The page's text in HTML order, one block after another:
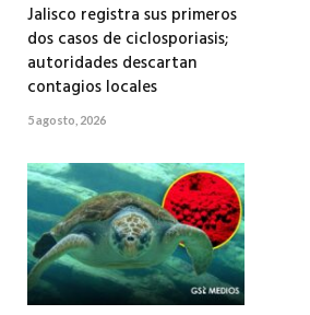
Jalisco registra sus primeros
dos casos de ciclosporiasis;
autoridades descartan
contagios locales
5 agosto, 2026